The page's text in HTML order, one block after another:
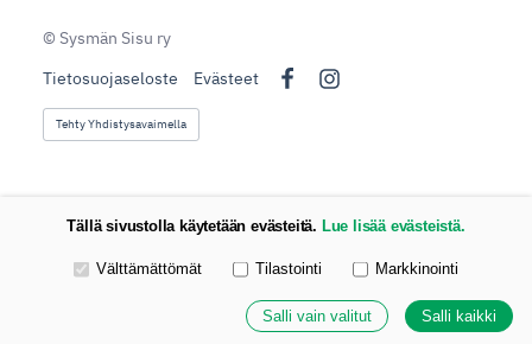
© Sysmän Sisu ry
Tietosuojaseloste
Evästeet
Tehty Yhdistysavaimella
Tällä sivustolla käytetään evästeitä. Lue lisää evästeistä.
Valitse käytettävät evästeet
Välttämättömät Tilastointi Markkinointi
Salli vain valitut Salli kaikki